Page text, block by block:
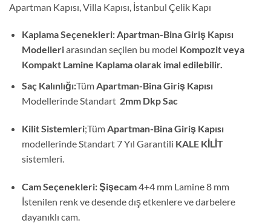
Apartman Kapısı, Villa Kapısı, İstanbul Çelik Kapı
Kaplama Seçenekleri:Apartman-Bina Giriş Kapısı
Modelleriarasından seçilen bu model Kompozit veya
Kompakt Lamine Kaplama olarak imal edilebilir.
Saç Kalınlığı:TümApartman-Bina Giriş Kapısı
Modellerinde Standart 2mm Dkp Sac
Kilit Sistemleri;TümApartman-Bina Giriş Kapısı
modellerinde Standart 7 Yıl Garantili KALE KİLİT
sistemleri.
Cam Seçenekleri: Şişecam4+4 mm Lamine 8 mm
İstenilen renk ve desende dış etkenlere ve darbelere
dayanıklı cam.